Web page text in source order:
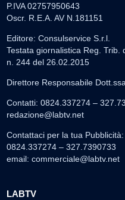
P.IVA 02757950643
Oscr. R.E.A. AV N.181151
Editore: Consulservice S.r.l.
Testata giornalistica Reg. Trib.
n. 244 del 26.02.2015
Direttore Responsabile
Contatti: 0824.337274 –
redazione@labtv.net
Contattaci per la tua Pubblicità:
0824.337274 – 327.7390733
email: commerciale@labtv.net
LABTV